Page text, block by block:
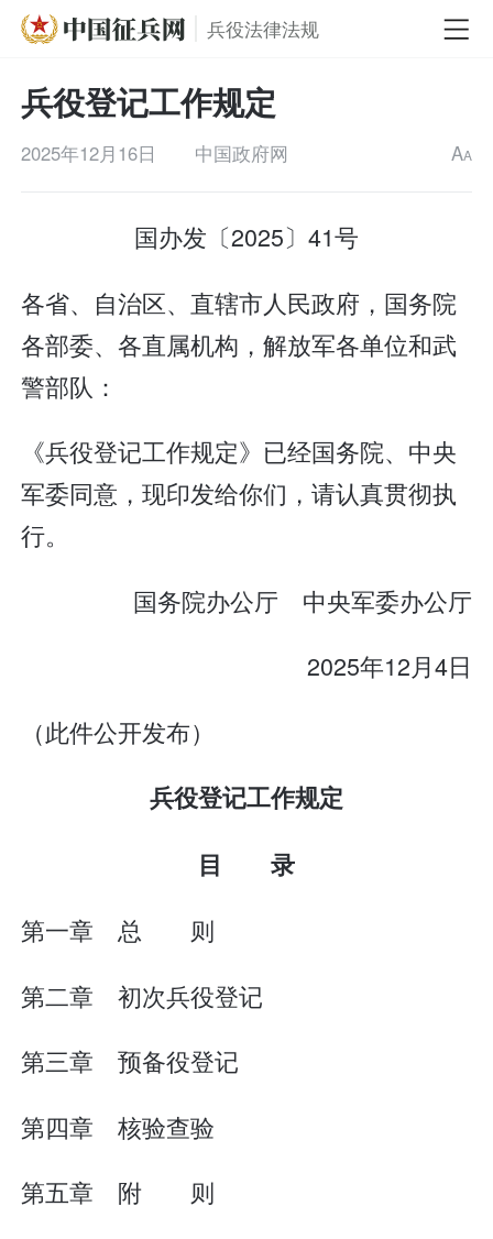
兵役法律法规
兵役登记工作规定
2025年12月16日 中国政府网 AA
国办发〔2025〕41号
各省、自治区、直辖市人民政府，国务院
各部委、各直属机构，解放军各单位和武
警部队：
《兵役登记工作规定》已经国务院、中央
军委同意，现印发给你们，请认真贯彻执
行。
国务院办公厅 中央军委办公厅
2025年12月4日
（此件公开发布）
兵役登记工作规定
目 录
第一章 总 则
第二章 初次兵役登记
第三章 预备役登记
第四章 核验查验
第五章 附 则